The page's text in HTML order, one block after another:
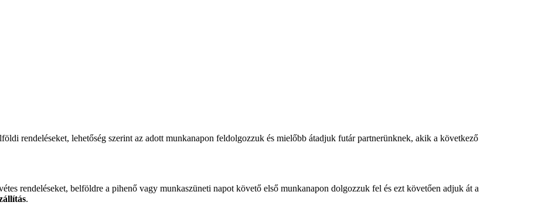
rendeléseket, lehetőség szerint az adott munkanapon feldolgozzuk és mielőbb átadjuk futár partnerünknek, akik a következő
rendeléseket, belföldre a pihenő vagy munkaszüneti napot követő első munkanapon dolgozzuk fel és ezt követően adjuk át a
.